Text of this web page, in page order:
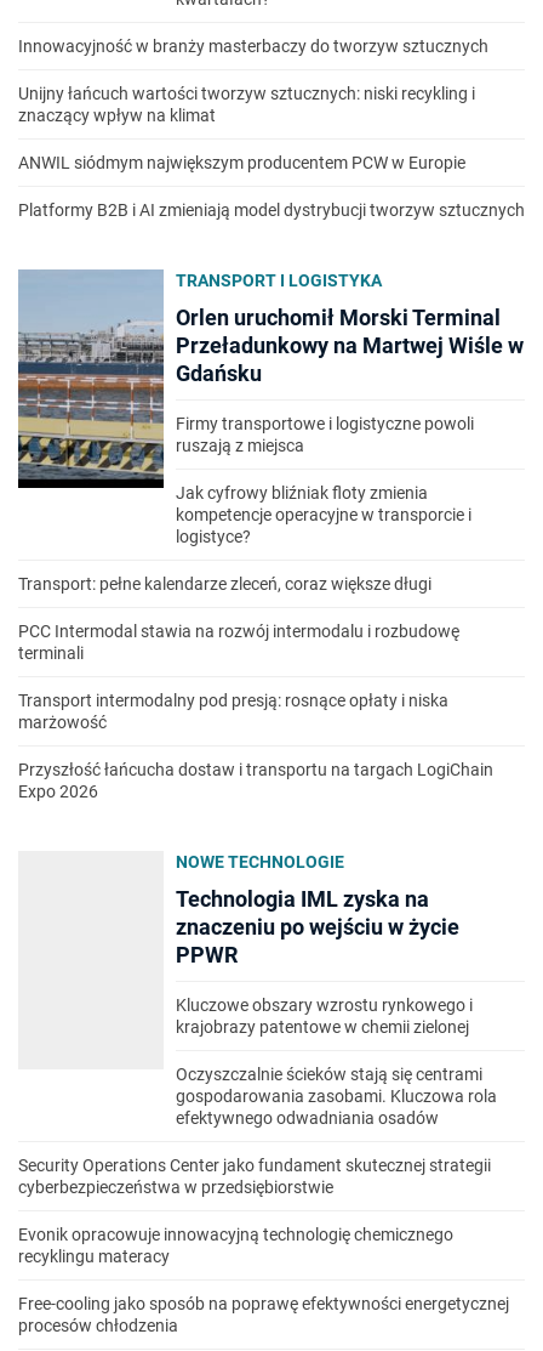
Innowacyjność w branży masterbaczy do tworzyw sztucznych
Unijny łańcuch wartości tworzyw sztucznych: niski recykling i
znaczący wpływ na klimat
ANWIL siódmym największym producentem PCW w Europie
Platformy B2B i AI zmieniają model dystrybucji tworzyw sztucznych
TRANSPORT I LOGISTYKA
Orlen uruchomił Morski Terminal
Przeładunkowy na Martwej Wiśle w
Gdańsku
Firmy transportowe i logistyczne powoli
ruszają z miejsca
Jak cyfrowy bliźniak floty zmienia
kompetencje operacyjne w transporcie i
logistyce?
Transport: pełne kalendarze zleceń, coraz większe długi
PCC Intermodal stawia na rozwój intermodalu i rozbudowę
terminali
Transport intermodalny pod presją: rosnące opłaty i niska
marżowość
Przyszłość łańcucha dostaw i transportu na targach LogiChain
Expo 2026
NOWE TECHNOLOGIE
Technologia IML zyska na
znaczeniu po wejściu w życie
PPWR
Kluczowe obszary wzrostu rynkowego i
krajobrazy patentowe w chemii zielonej
Oczyszczalnie ścieków stają się centrami
gospodarowania zasobami. Kluczowa rola
efektywnego odwadniania osadów
Security Operations Center jako fundament skutecznej strategii
cyberbezpieczeństwa w przedsiębiorstwie
Evonik opracowuje innowacyjną technologię chemicznego
recyklingu materacy
Free-cooling jako sposób na poprawę efektywności energetycznej
procesów chłodzenia